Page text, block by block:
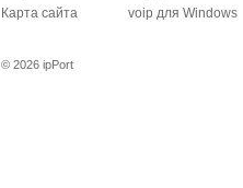
Карта сайта
voip для Windows
© 2026 ipPort